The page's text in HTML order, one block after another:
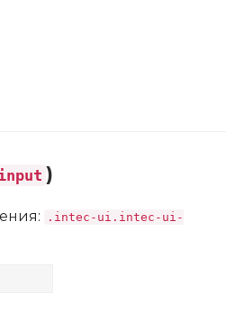
)
.intec-ui.intec-ui-